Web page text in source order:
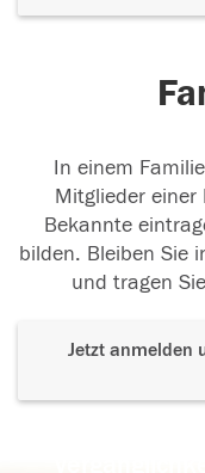
In einem
Mitglieder einer
Bekannte
bilden. Bleiben Sie
und tragen
Jetzt anmelden